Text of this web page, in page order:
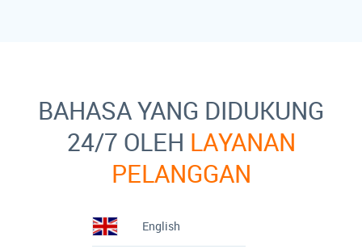
BAHASA YANG DIDUKUNG
24/7 OLEH LAYANAN
PELANGGAN
English